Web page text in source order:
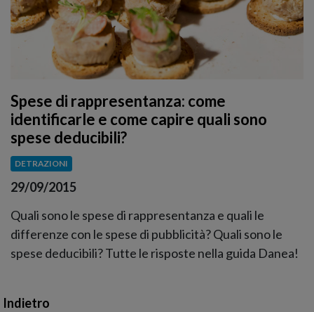
Spese di rappresentanza: come
identificarle e come capire quali sono
spese deducibili?
DETRAZIONI
29/09/2015
Quali sono le spese di rappresentanza e quali le
differenze con le spese di pubblicità? Quali sono le
spese deducibili? Tutte le risposte nella guida Danea!
Indietro